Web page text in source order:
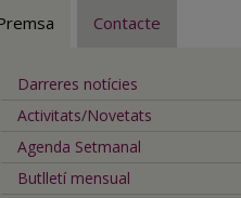
Contacte
Darreres notícies
Activitats/Novetats
Agenda Setmanal
Butlletí mensual